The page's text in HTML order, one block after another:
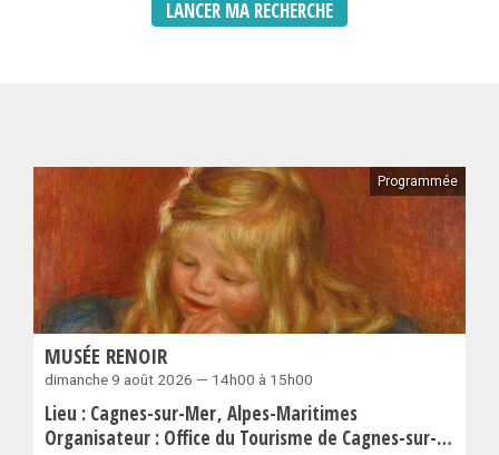
LANCER MA RECHERCHE
Programmée
MUSÉE RENOIR
dimanche 9 août 2026 — 14h00 à 15h00
Lieu : Cagnes-sur-Mer Alpes-Maritimes
Organisateur : Office du Tourisme de Cagnes-sur-Mer